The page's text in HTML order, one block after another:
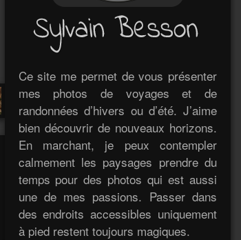
Ce site me permet de vous présenter
mes photos de voyages et de
randonnées d’hivers ou d’été. J’aime
bien découvrir de nouveaux horizons.
En marchant, je peux contempler
calmement les paysages prendre du
temps pour des photos qui est aussi
une de mes passions. Passer dans
des endroits accessibles uniquement
à pied restent toujours magiques.